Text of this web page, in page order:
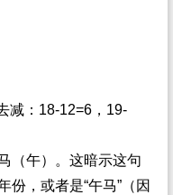
减：18-12=6，19-
（午）。这暗示这句
份，或者是“午马”（因